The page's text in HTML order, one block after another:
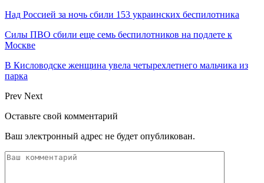
Над Россией за ночь сбили 153 украинских беспилотника
Силы ПВО сбили еще семь беспилотников на подлете к
Москве
В Кисловодске женщина увела четырехлетнего мальчика из
парка
Prev Next
Оставьте свой комментарий
Ваш электронный адрес не будет опубликован.